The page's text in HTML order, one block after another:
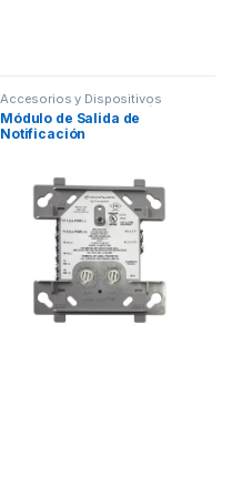
Accesorios y Dispositivos
Direccionables ,Detección de
Fuego
Módulo de Salida de
Notificación